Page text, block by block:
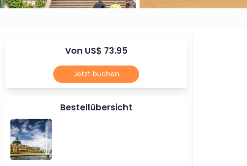
Von US$ 73.95
Jetzt buchen
Bestellübersicht